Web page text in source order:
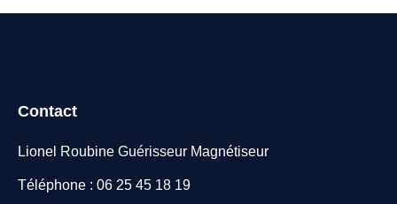
Contact
Lionel Roubine Guérisseur Magnétiseur
Téléphone : 06 25 45 18 19